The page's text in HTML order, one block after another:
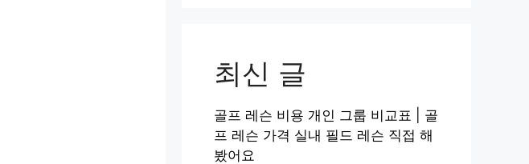
최신 글
골프 레슨 비용 개인 그룹 비교표 | 골
프 레슨 가격 실내 필드 레슨 직접 해
봤어요